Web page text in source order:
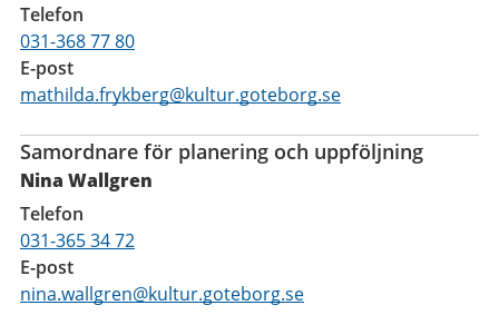
Telefon
031-368 77 80
E-post
mathilda.frykberg@kultur.goteborg.se
Samordnare för planering och uppföljning
Nina Wallgren
Telefon
031-365 34 72
E-post
nina.wallgren@kultur.goteborg.se